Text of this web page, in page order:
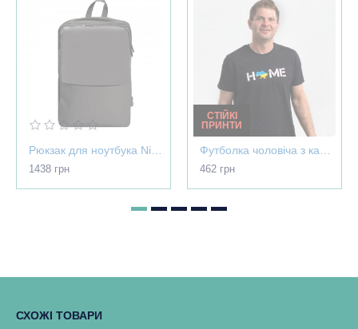
1438 грн
СТІЙКІ
ПРИНТИ
462 грн
СХОЖІ ТОВАРИ